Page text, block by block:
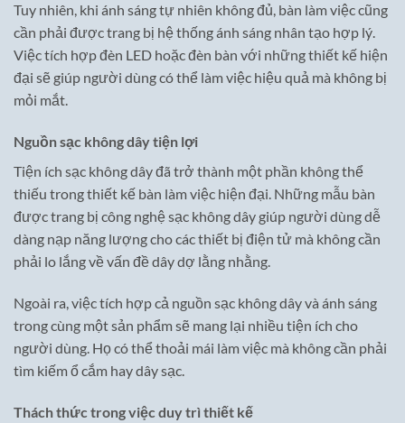
Tuy nhiên, khi ánh sáng tự nhiên không đủ, bàn làm việc cũng
cần phải được trang bị hệ thống ánh sáng nhân tạo hợp lý.
Việc tích hợp đèn LED hoặc đèn bàn với những thiết kế hiện
đại sẽ giúp người dùng có thể làm việc hiệu quả mà không bị
mỏi mắt.
Nguồn sạc không dây tiện lợi
Tiện ích sạc không dây đã trở thành một phần không thể
thiếu trong thiết kế bàn làm việc hiện đại. Những mẫu bàn
được trang bị công nghệ sạc không dây giúp người dùng dễ
dàng nạp năng lượng cho các thiết bị điện tử mà không cần
phải lo lắng về vấn đề dây dợ lằng nhằng.
Ngoài ra, việc tích hợp cả nguồn sạc không dây và ánh sáng
trong cùng một sản phẩm sẽ mang lại nhiều tiện ích cho
người dùng. Họ có thể thoải mái làm việc mà không cần phải
tìm kiếm ổ cắm hay dây sạc.
Thách thức trong việc duy trì thiết kế